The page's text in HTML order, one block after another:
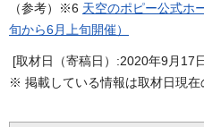
（参考）※6 天空のポピー公式ホ
旬から6月上旬開催）
[取材日（寄稿日）:2020年9月17
※ 掲載している情報は取材日現在